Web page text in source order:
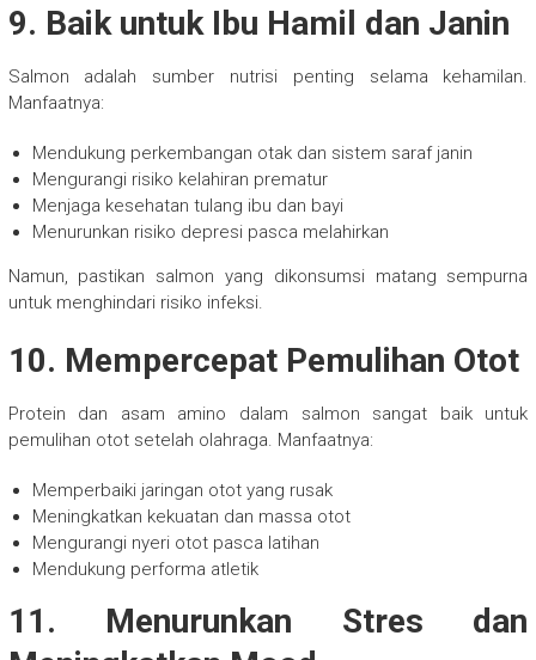
9. Baik untuk Ibu Hamil dan Janin
Salmon adalah sumber nutrisi penting selama kehamilan.
Manfaatnya:
Mendukung perkembangan otak dan sistem saraf janin
Mengurangi risiko kelahiran prematur
Menjaga kesehatan tulang ibu dan bayi
Menurunkan risiko depresi pasca melahirkan
Namun, pastikan salmon yang dikonsumsi matang sempurna
untuk menghindari risiko infeksi.
10. Mempercepat Pemulihan Otot
Protein dan asam amino dalam salmon sangat baik untuk
pemulihan otot setelah olahraga. Manfaatnya:
Memperbaiki jaringan otot yang rusak
Meningkatkan kekuatan dan massa otot
Mengurangi nyeri otot pasca latihan
Mendukung performa atletik
11. Menurunkan Stres dan